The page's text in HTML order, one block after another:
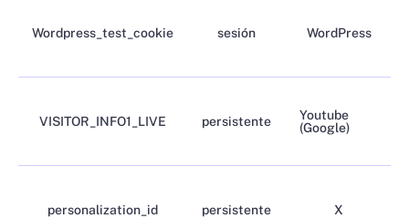
Wordpress_test_cookie sesión WordPress
VISITOR_INFO1_LIVE persistente
Youtube
(Google)
personalization_id persistente X